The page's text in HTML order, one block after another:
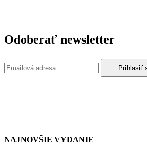
Odoberať newsletter
NAJNOVŠIE VYDANIE